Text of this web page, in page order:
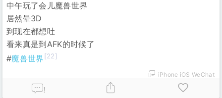
中午玩了会儿魔兽世界
居然晕3D
到现在都想吐
看来真是到AFK的时候了
#魔兽世界 [22]
iPhone iOS WeChat
!